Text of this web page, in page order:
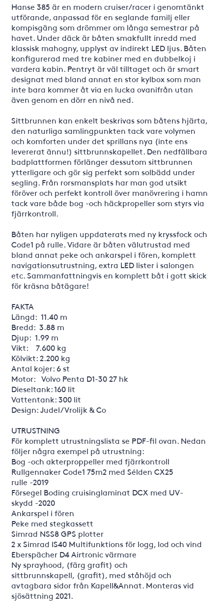
Hanse 385 är en modern cruiser/racer i genomtänkt
utförande, anpassad för en seglande familj eller
kompisgäng som drömmer om långa semestrar på
havet. Under däck är båten smakfullt inredd med
klassisk mahogny, upplyst av indirekt LED ljus. Båten
konfigurerad med tre kabiner med en dubbelkoj i
vardera kabin. Pentryt är väl tilltaget och är smart
designat med bland annat en stor kylbox som man
inte bara kommer åt via en lucka ovanifrån utan
även genom en dörr en nivå ned.
Sittbrunnen kan enkelt beskrivas som båtens hjärta,
den naturliga samlingpunkten tack vare volymen
och komforten under det sprillans nya (inte ens
levererat ännu!) sittbrunnskapellet. Den nedfällbara
badplattformen förlänger dessutom sittbrunnen
ytterligare och gör sig perfekt som solbädd under
segling. Från rorsmansplats har man god utsikt
föröver och perfekt kontroll över manövrering i hamn
tack vare både bog -och häckpropeller som styrs via
fjärrkontroll.
Båten har nyligen uppdaterats med ny kryssfock och
Code1 på rulle. Vidare är båten välutrustad med
bland annat peke och ankarspel i fören, komplett
navigationsutrustning, extra LED lister i salongen
etc. Sammanfattningvis en komplett båt i gott skick
för kräsna båtägare!
FAKTA
Längd: 11.40 m
Bredd: 3.88 m
Djup: 1.99 m
Vikt: 7.600 kg
Kölvikt: 2.200 kg
Antal kojer: 6 st
Motor: Volvo Penta D1-30 27 hk
Dieseltank: 160 lit
Vattentank: 300 lit
Design: Judel/Vrolijk & Co
UTRUSTNING
För komplett utrustningslista se PDF-fil ovan. Nedan
följer några exempel på utrustning:
Bog -och akterproppeller med fjärrkontroll
Rullgennaker Code1 75m2 med Sélden CX25
rulle -2019
Försegel Boding cruisinglaminat DCX med UV-
skydd -2020
Ankarspel i fören
Peke med stegkassett
Simrad NSS8 GPS plotter
2 x Simrad IS40 Multifunktions för logg, lod och vind
Eberspächer D4 Airtronic värmare
Ny sprayhood, (färg grafit) och
sittbrunnskapell, (grafit), med ståhöjd och
avtagbara sidor från Kapell&Annat. Monteras vid
sjösättning 2021.